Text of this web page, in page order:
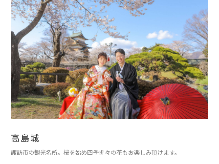
高島城
諏訪市の観光名所。桜を始め四季折々の花もお楽しみ頂けます。